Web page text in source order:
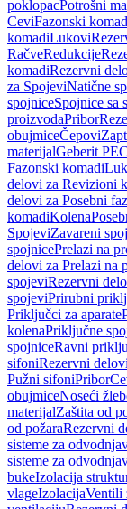
poklopacPotrošni
CeviFazonski
komadiLukovi
RačveRedukcije
komadiRezervni
za SpojeviNatične
spojniceSpojnice sa
proizvodaPribor
obujmiceČepovi
materijalGeberit PE
Fazonski komadi
delovi za Revizioni
delovi za Posebni
komadiKolena
SpojeviZavareni
spojnicePrelazi na
delovi za Prelazi na
spojeviRezervni
spojeviPrirubni
Priključci za aparate
kolenaPriključne
spojniceRavni
sifoniRezervni
Pužni sifoniPribor
obujmiceNoseći
materijalZaštita od
od požaraRezervni
sisteme za
sisteme za
bukeIzolacija
vlageIzolacijaVentili